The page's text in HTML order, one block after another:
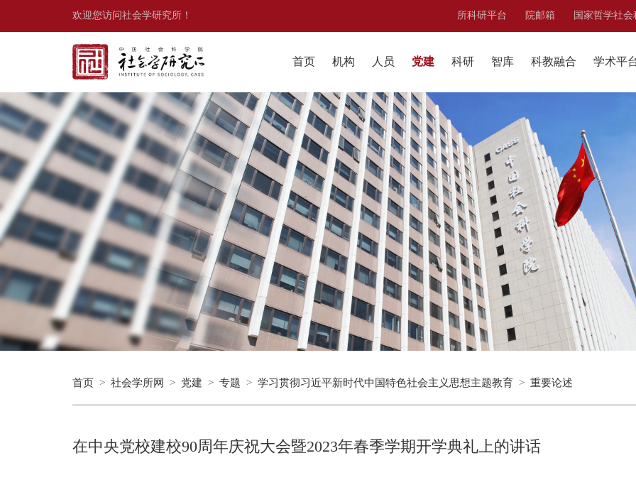
欢迎您访问社会学研究所！ 所科研平台 院邮箱 国家哲学社
首页 机构 人员 党建 科研 智库 科教融合 学术平
首页 > 社会学所网 > 党建 > 专题 > 学习贯彻习近平新时代中国特色社会主义思想主题教育 > 重要论述
在中央党校建校90周年庆祝大会暨2023年春季学期开学典礼上的讲话